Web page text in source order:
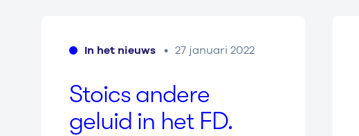
In het nieuws 27 januari 2022
Stoics andere
geluid in het FD.